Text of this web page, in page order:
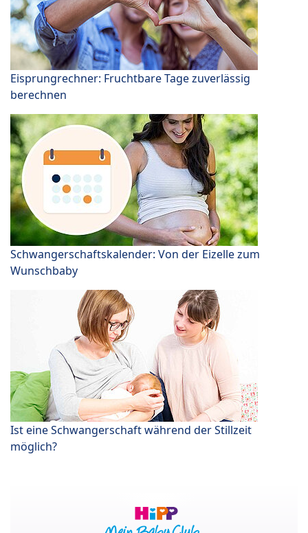
Eisprungrechner: Fruchtbare Tage zuverlässig
berechnen
Schwangerschaftskalender: Von der Eizelle zum
Wunschbaby
Ist eine Schwangerschaft während der Stillzeit
möglich?